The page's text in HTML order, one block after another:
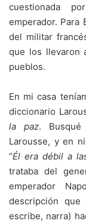
cuestionada
emperador. Para
del militar
que los llevaron
pueblos.
En mi casa
diccionario
la paz.
Larousse, y en
“Él era débil a
trataba del
emperador
descripción
escribe, narra)